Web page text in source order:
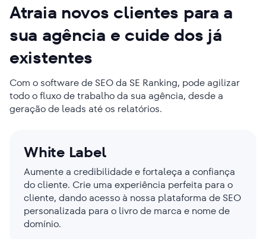
Atraia novos clientes para a
sua agência e cuide dos já
existentes
Com o software de SEO da SE Ranking, pode agilizar
todo o fluxo de trabalho da sua agência, desde a
geração de leads até os relatórios.
White Label
Aumente a credibilidade e fortaleça a confiança
do cliente. Crie uma experiência perfeita para o
cliente, dando acesso à nossa plataforma de SEO
personalizada para o livro de marca e nome de
domínio.